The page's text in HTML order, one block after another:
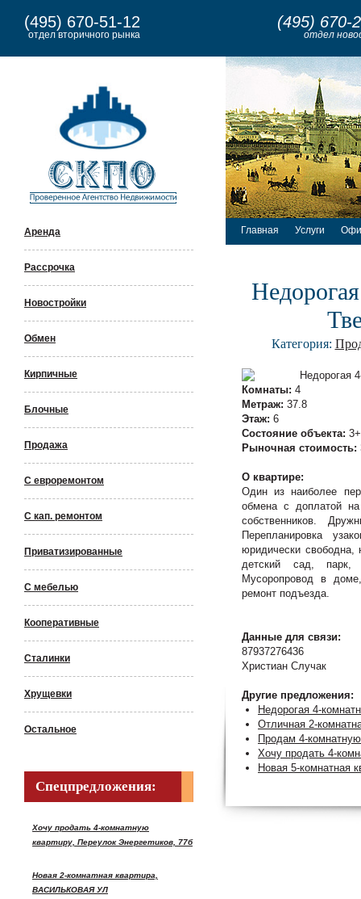
(495) 670-51-12
отдел вторичного рынка
(495) 670-
отдел
Аренда
Рассрочка
Новостройки
Обмен
Кирпичные
Блочные
Продажа
С евроремонтом
С кап. ремонтом
Приватизированные
С мебелью
Кооперативные
Сталинки
Хрущевки
Остальное
Спецпредложения:
Хочу продать 4-комнатную
квартиру, Переулок Энергетиков, 77б
Новая 2-комнатная квартира,
ВАСИЛЬКОВАЯ УЛ
Главная Услуги
Категория:
Комнаты: 4
Метраж: 37.8
Этаж: 6
Состояние объекта: 3+
Рыночная стоимость:
О квартире:
Один из наиболее
обмена с доплатой
собственников.
Перепланировка
юридически
детский сад, парк,
Мусоропровод в
ремонт подъезда.
Данные для связи:
87937276436
Христиан Случак
Другие предложения:
Недорогая 4-
Отличная 2-
Продам 4-
Хочу продать 4-
Новая 5-комнатная